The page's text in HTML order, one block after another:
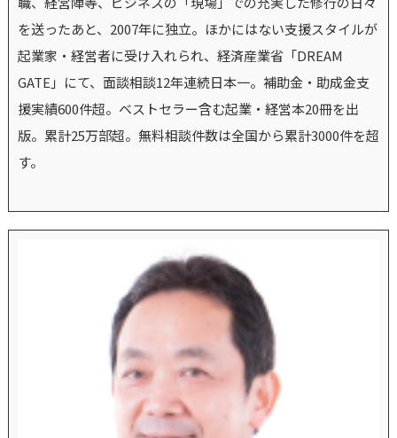
を送ったあと、2007年に独立。ほかにはない支援スタイルが
起業家・経営者に受け入れられ、経済産業省「DREAM
GATE」にて、面談相談12年連続日本一。補助金・助成金支
援実績600件超。ベストセラー含む起業・経営本20冊を出
版。累計25万部超。無料相談件数は全国から累計3000件を超
す。